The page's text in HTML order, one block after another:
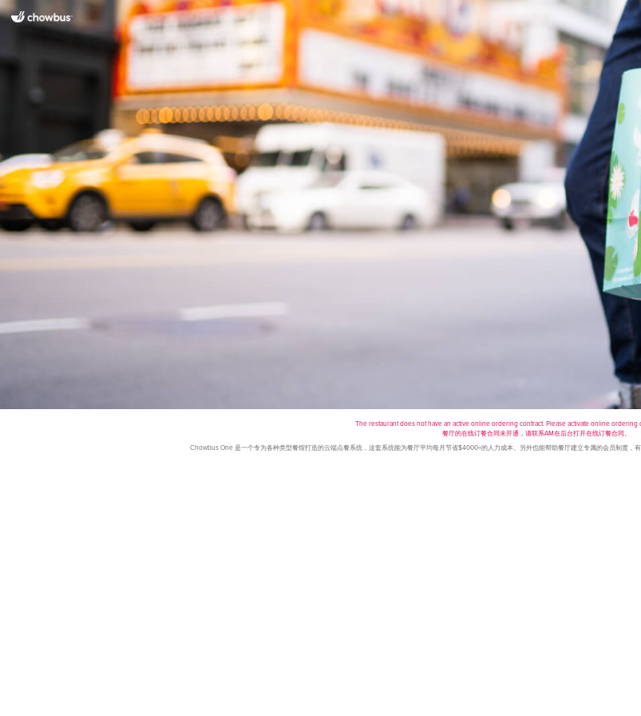
The restaurant does not have an active online ordering contract. Please activate online ordering
餐厅的在线订餐合同未开通，请联系AM在后台打开在线订餐合同。
Chowbus One 是一个专为各种类型餐馆打造的云端点餐系统，这套系统能为餐厅平均每月节省$4000+的人力成本。另外也能帮助餐厅建立专属的会员制度，